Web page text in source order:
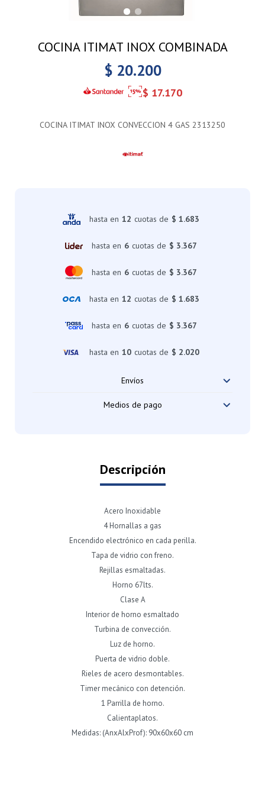
COCINA ITIMAT INOX COMBINADA
$ 20.200
$ 17.170
COCINA ITIMAT INOX CONVECCION 4 GAS 2313250
hasta en 12 cuotas de $ 1.683
hasta en 6 cuotas de $ 3.367
hasta en 6 cuotas de $ 3.367
hasta en 12 cuotas de $ 1.683
hasta en 6 cuotas de $ 3.367
hasta en 10 cuotas de $ 2.020
Envíos
Medios de pago
Descripción
Acero Inoxidable
4 Hornallas a gas
Encendido electrónico en cada perilla.
Tapa de vidrio con freno.
Rejillas esmaltadas.
Horno 67lts.
Clase A
Interior de horno esmaltado
Turbina de convección.
Luz de horno.
Puerta de vidrio doble.
Rieles de acero desmontables.
Timer mecánico con detención.
1 Parrilla de horno.
Calientaplatos.
Medidas: (AnxAlxProf): 90x60x60 cm